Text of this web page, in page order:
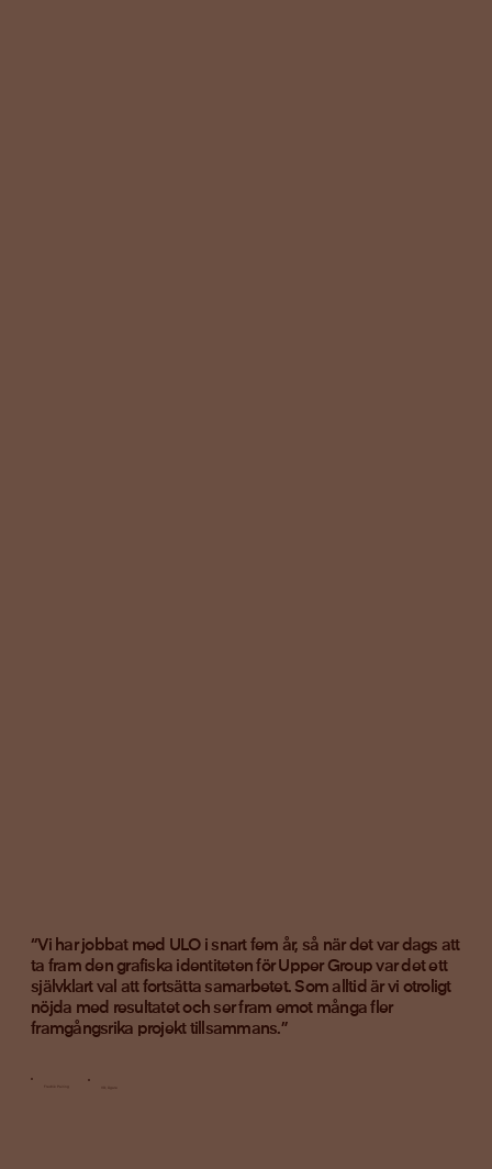
“Vi har jobbat med ULO i snart fem år, så när det var dags att
ta fram den grafiska identiteten för Upper Group var det ett
självklart val att fortsätta samarbetet. Som alltid är vi otroligt
nöjda med resultatet och ser fram emot många fler
framgångsrika projekt tillsammans.”
VD, Ägare